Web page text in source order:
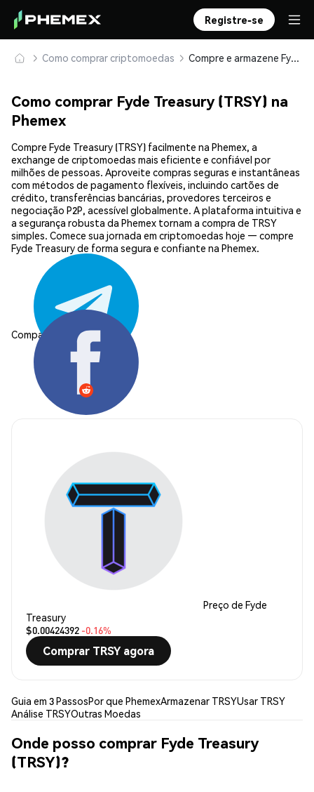
Registre-se
Como comprar criptomoedas Compre e armazene Fyde Treasury (TRSY) com segurança
Como comprar Fyde Treasury (TRSY) na
Phemex
Compre Fyde Treasury (TRSY) facilmente na Phemex, a
exchange de criptomoedas mais eficiente e confiável por
milhões de pessoas. Aproveite compras seguras e instantâneas
com métodos de pagamento flexíveis, incluindo cartões de
crédito, transferências bancárias, provedores terceiros e
negociação P2P, acessível globalmente. A plataforma intuitiva e
a segurança robusta da Phemex tornam a compra de TRSY
simples. Comece sua jornada em criptomoedas hoje — compre
Fyde Treasury de forma segura e confiante na Phemex.
Compartilhar:
Preço de Fyde
Treasury
$0.00424392 -0.16%
Comprar TRSY agora
Guia em 3 PassosPor que PhemexArmazenar TRSYUsar TRSY
Análise TRSYOutras Moedas
Onde posso comprar Fyde Treasury
(TRSY)?